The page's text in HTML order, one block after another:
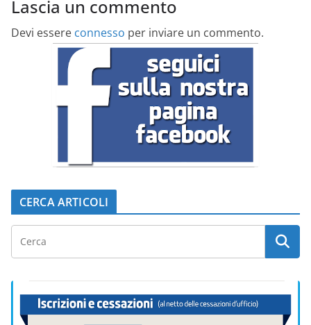
Lascia un commento
Devi essere connesso per inviare un commento.
CERCA ARTICOLI